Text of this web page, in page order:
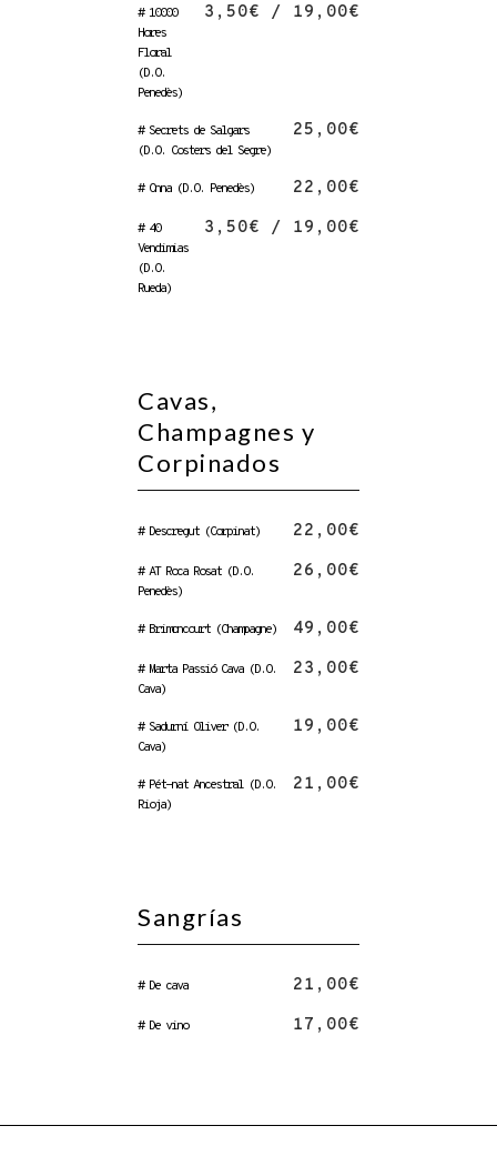
# 10000
Hores
Floral
(D.O.
Penedès)
3,50€ / 19,00€
# Secrets de Salgars
(D.O. Costers del Segre)
25,00€
# Onna (D.O. Penedès) 22,00€
# 40
Vendimias
(D.O.
Rueda)
3,50€ / 19,00€
Cavas,
Champagnes y
Corpinados
# Descregut (Corpinat) 22,00€
# AT Roca Rosat (D.O.
Penedès)
26,00€
# Brimoncourt (Champagne) 49,00€
# Marta Passió Cava (D.O.
Cava)
23,00€
# Sadurní Oliver (D.O.
Cava)
19,00€
# Pét-nat Ancestral (D.O.
Rioja)
21,00€
Sangrías
# De cava 21,00€
# De vino 17,00€